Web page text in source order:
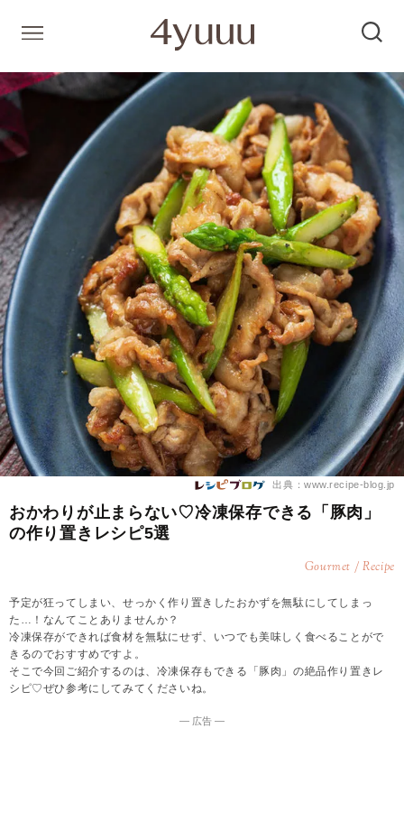
出典：www.recipe-blog.jp
おかわりが止まらない♡冷凍保存できる「豚肉」
の作り置きレシピ5選
Gourmet / Recipe
予定が狂ってしまい、せっかく作り置きしたおかずを無駄にしてしまっ
た…！なんてことありませんか？
冷凍保存ができれば食材を無駄にせず、いつでも美味しく食べることがで
きるのでおすすめですよ。
そこで今回ご紹介するのは、冷凍保存もできる「豚肉」の絶品作り置きレ
シピ♡ぜひ参考にしてみてくださいね。
― 広告 ―